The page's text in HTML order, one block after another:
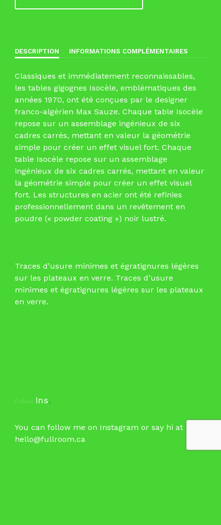
DESCRIPTION INFORMATIONS COMPLÉMENTAIRES
Classiques et immédiatement reconnaissables,
les tables gigognes Isocèle, emblématiques des
années 1970, ont été conçues par le designer
franco-algérien Max Sauze. Chaque table Isocèle
repose sur un assemblage ingénieux de six
cadres carrés, mettant en valeur la géométrie
simple pour créer un effet visuel fort. Chaque
table Isocèle repose sur un assemblage
ingénieux de six cadres carrés, mettant en valeur
la géométrie simple pour créer un effet visuel
fort. Les structures en acier ont été refinies
professionnellement dans un revêtement en
poudre (« powder coating ») noir lustré.
Traces d’usure minimes et égratignures légères
sur les plateaux en verre. Traces d’usure
minimes et égratignures légères sur les plateaux
en verre.
Follow Ins.
You can follow me on Instagram or say hi at
hello@fullroom.ca